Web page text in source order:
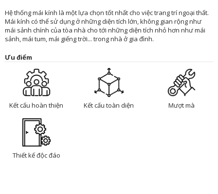
Hệ thống mái kính là một lựa chọn tốt nhất cho việc trang trí ngoại thất.
Mái kính có thể sử dụng ở những diện tích lớn, không gian rộng như
mái sảnh chính của tòa nhà cho tới những diện tích nhỏ hơn như mái
sảnh, mái tum, mái giếng trời... trong nhà ở gia đình.
Ưu điểm
Kết cấu hoàn thiện Kết cấu toàn diện Mượt mà
Thiết kế độc đáo